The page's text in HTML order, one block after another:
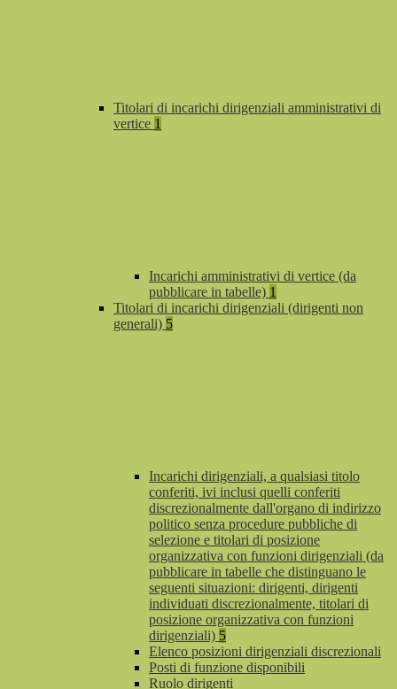
Titolari di incarichi dirigenziali amministrativi di
vertice 1
Incarichi amministrativi di vertice (da
pubblicare in tabelle) 1
Titolari di incarichi dirigenziali (dirigenti non
generali) 5
Incarichi dirigenziali, a qualsiasi titolo
conferiti, ivi inclusi quelli conferiti
discrezionalmente dall'organo di indirizzo
politico senza procedure pubbliche di
selezione e titolari di posizione
organizzativa con funzioni dirigenziali (da
pubblicare in tabelle che distinguano le
seguenti situazioni: dirigenti, dirigenti
individuati discrezionalmente, titolari di
posizione organizzativa con funzioni
dirigenziali) 5
Elenco posizioni dirigenziali discrezionali
Posti di funzione disponibili
Ruolo dirigenti